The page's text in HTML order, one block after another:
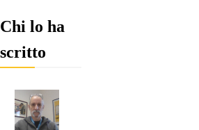
Chi lo ha
scritto